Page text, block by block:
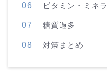
ビタミン・ミネ
糖質過多
対策まとめ